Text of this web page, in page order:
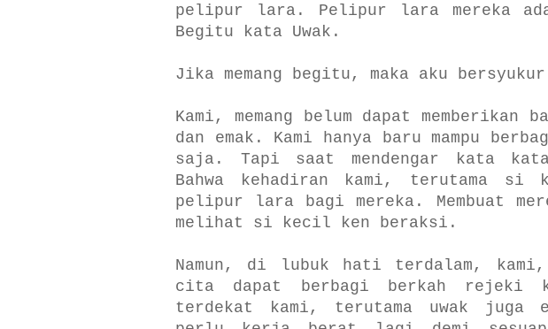
pelipur lara. Pelipur lara mereka
Begitu kata Uwak.
Jika memang begitu, maka aku
Kami, memang belum dapat memberikan
dan emak. Kami hanya baru mampu
saja. Tapi saat mendengar kata
Bahwa kehadiran kami, terutama si
pelipur lara bagi mereka. Membuat
melihat si kecil ken beraksi.
Namun, di lubuk hati terdalam,
cita dapat berbagi berkah rejeki
terdekat kami, terutama uwak juga